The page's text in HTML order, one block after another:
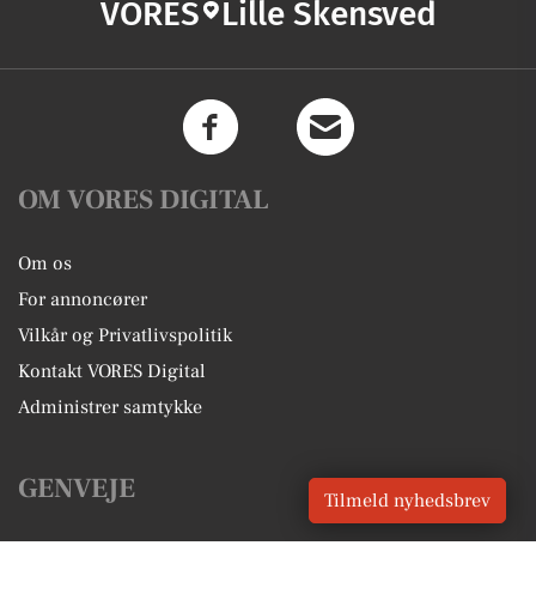
VORES Lille Skensved
OM VORES DIGITAL
Om os
For annoncører
Vilkår og Privatlivspolitik
Kontakt VORES Digital
Administrer samtykke
GENVEJE Tilmeld nyhedsbrev